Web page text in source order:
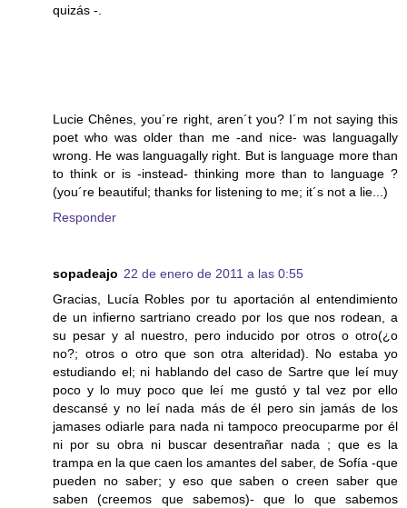
quizás -.
Lucie Chênes, you´re right, aren´t you? I´m not saying this
poet who was older than me -and nice- was languagally
wrong. He was languagally right. But is language more than
to think or is -instead- thinking more than to language ?
(you´re beautiful; thanks for listening to me; it´s not a lie...)
Responder
sopadeajo 22 de enero de 2011 a las 0:55
Gracias, Lucía Robles por tu aportación al entendimiento
de un infierno sartriano creado por los que nos rodean, a
su pesar y al nuestro, pero inducido por otros o otro(¿o
no?; otros o otro que son otra alteridad). No estaba yo
estudiando el; ni hablando del caso de Sartre que leí muy
poco y lo muy poco que leí me gustó y tal vez por ello
descansé y no leí nada más de él pero sin jamás de los
jamases odiarle para nada ni tampoco preocuparme por él
ni por su obra ni buscar desentrañar nada ; que es la
trampa en la que caen los amantes del saber, de Sofía -que
pueden no saber; y eso que saben o creen saber que
saben (creemos que sabemos)- que lo que sabemos